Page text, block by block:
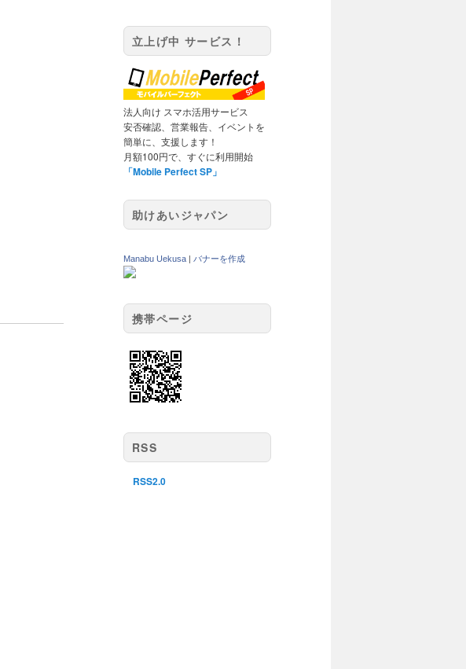
立上げ中 サービス！
法人向け スマホ活用サービス
安否確認、営業報告、イベントを
簡単に、支援します！
月額100円で、すぐに利用開始
「Mobile Perfect SP」
助けあいジャパン
Manabu Uekusa バナーを作成
携帯ページ
RSS
RSS2.0